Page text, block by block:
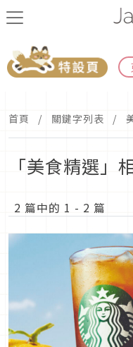
首頁 關鍵字列表
「美食精選」
2 篇中的 1 - 2 篇